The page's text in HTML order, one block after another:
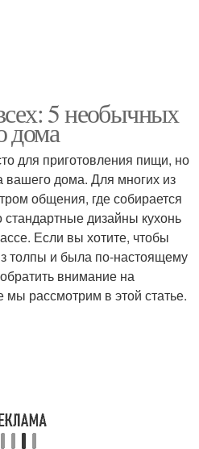
5 необычных
дома
для приготовления пищи, но
вашего дома. Для многих из
общения, где собирается
стандартные дизайны кухонь
Если вы хотите, чтобы
толпы и была по-настоящему
внимание на
рассмотрим в этой статье.